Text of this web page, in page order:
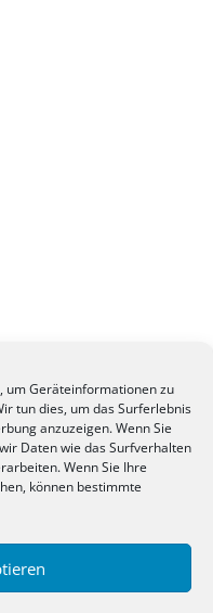
um Geräteinformationen zu
tun dies, um das Surferlebnis
anzuzeigen. Wenn Sie
Daten wie das Surfverhalten
Wenn Sie Ihre
können bestimmte